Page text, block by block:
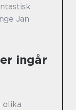
Jan
ingår
olika